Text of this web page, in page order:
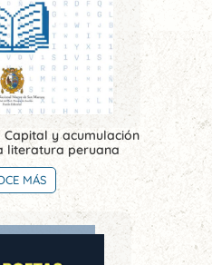
y acumulación
literatura peruana
MÁS